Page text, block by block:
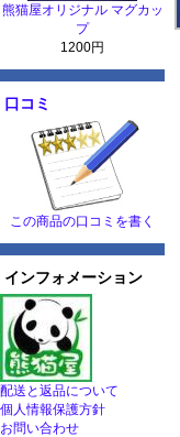
熊猫屋オリジナル マグカッ
プ
1200円
口コミ
この商品の口コミを書く
インフォメーション
配送と返品について
個人情報保護方針
お問い合わせ